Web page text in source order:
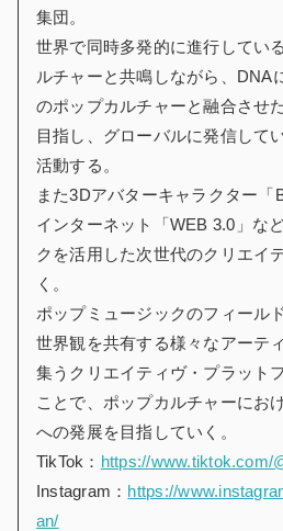
集団。
世界で同時多発的に進行してい
ルチャーと共鳴しながら、DNA
のポップカルチャーと融合させ
目指し、グローバルに発信して
活動する。
また3Dアバターキャラクター「
インターネット「WEB 3.0」な
クを活用した次世代のクリエイ
く。
ポップミュージックのフィール
世界観を共有する様々なアーテ
集うクリエイティヴ・プラット
ことで、ポップカルチャーにお
への発展を目指していく。
TikTok： https://www.tiktok.com/
Instagram： https://
an/